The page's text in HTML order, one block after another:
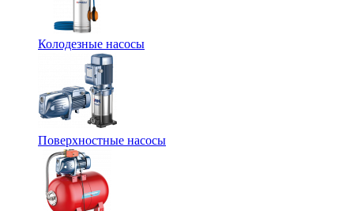
Колодезные насосы
Поверхностные насосы